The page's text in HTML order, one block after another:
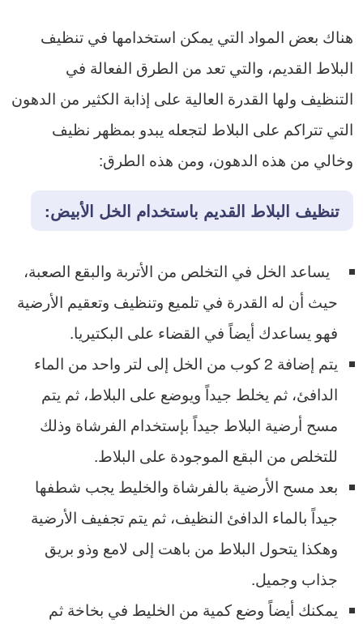
هناك بعض المواد التي يمكن استخدامها في تنظيف
البلاط القديم، والتي تعد من الطرق الفعالة في
التنظيف ولها القدرة العالية على إذابة الكثير من الدهون
التي تتراكم على البلاط لتجعله يبدو بمظهر نظيف
وخالي من هذه الدهون، ومن هذه الطرق:
تنظيف البلاط القديم باستخدام الخل الأبيض:
يساعد الخل في التخلص من الأتربة والبقع الصعبة،
حيث أن له القدرة في تلميع وتنظيف وتعقيم الأرضية
فهو يساعدك أيضاً في القضاء على البكتيريا.
يتم إضافة 2 كوب من الخل إلى لتر واحد من الماء
الدافئ، ثم يخلط جيداً ويوضع على البلاط، ثم يتم
مسح أرضية البلاط جيداً بإستخدام الفرشاة وذلك
للتخلص من البقع الموجودة على البلاط.
بعد مسح الأرضية بالفرشاة والخليط يجب شطفها
جيداً بالماء الدافئ النظيف، ثم يتم تجفيف الأرضية
وهكذا يتحول البلاط من باهت إلى لامع وذو بريق
جذاب وجميل.
يمكنك أيضاً وضع كمية من الخليط في بخاخة ثم